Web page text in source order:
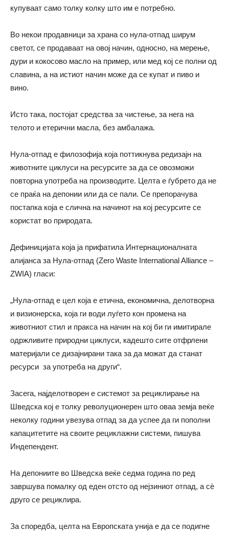
купуваат само толку колку што им е потребно.
Во некои продавници за храна со нула-отпад ширум
светот, се продаваат на овој начин, односно, на мерење,
дури и кокосово масло на пример, или мед кој се полни од
славина, а на истиот начин може да се купат и пиво и
вино.
Исто така, постојат средства за чистење, за нега на
телото и етерични масла, без амбалажа.
Нула-отпад е филозофија која поттикнува редизајн на
животните циклуси на ресурсите за да се овозможи
повторна употреба на производите. Целта е ѓубрето да не
се праќа на депонии или да се пали. Се препорачува
постапка која е слична на начинот на кој ресурсите се
користат во природата.
Дефиницијата која ја прифатила Интернационалната
алијанса за Нула-отпад (Zero Waste International Alliance –
ZWIA) гласи:
„Нула-отпад е цел која е етична, економична, делотворна
и визионерска, која ги води луѓето кон промена на
животниот стил и пракса на начин на кој би ги имитирале
одржливите природни циклуси, кадешто сите отфрлени
материјали се дизајнирани така за да можат да станат
ресурси за употреба на други“.
Засега, најделотворен е системот за рециклирање на
Шведска кој е толку револуционерен што оваа земја веќе
неколку години увезува отпад за да успее да ги пополни
капацитетите на своите рециклажни системи, пишува
Индепендент.
На депониите во Шведска веќе седма година по ред
завршува помалку од еден отсто од нејзиниот отпад, а сѐ
друго се рециклира.
За споредба, целта на Европската унија е да се подигне